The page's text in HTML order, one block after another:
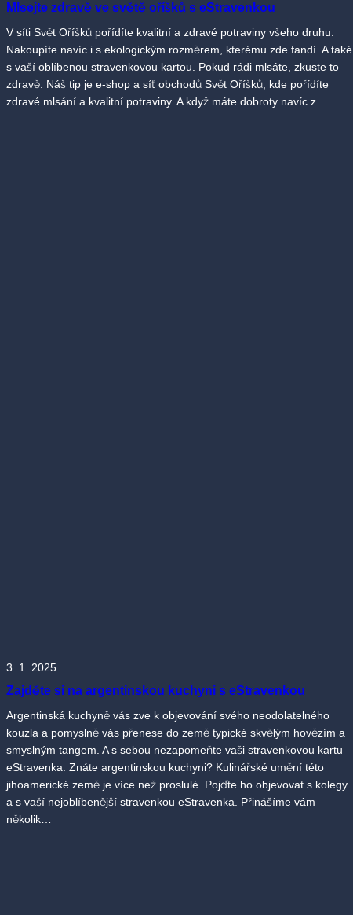
Mlsejte zdravě ve světě oříšků s eStravenkou
V síti Svět Oříšků pořídíte kvalitní a zdravé potraviny všeho druhu.
Nakoupíte navíc i s ekologickým rozměrem, kterému zde fandí. A také
s vaší oblíbenou stravenkovou kartou. Pokud rádi mlsáte, zkuste to
zdravě. Náš tip je e-shop a síť obchodů Svět Oříšků, kde pořídíte
zdravé mlsání a kvalitní potraviny. A když máte dobroty navíc z…
3. 1. 2025
Zajděte si na argentinskou kuchyni s eStravenkou
Argentinská kuchyně vás zve k objevování svého neodolatelného
kouzla a pomyslně vás přenese do země typické skvělým hovězím a
smyslným tangem. A s sebou nezapomeňte vaši stravenkovou kartu
eStravenka. Znáte argentinskou kuchyni? Kulinářské umění této
jihoamerické země je více než proslulé. Pojďte ho objevovat s kolegy
a s vaší nejoblíbenější stravenkou eStravenka. Přinášíme vám
několik…